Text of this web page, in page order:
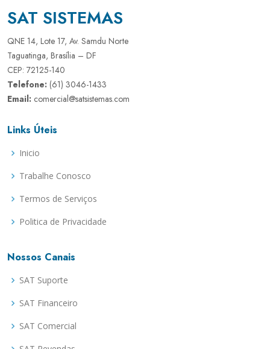
SAT SISTEMAS
QNE 14, Lote 17, Av. Samdu Norte
Taguatinga, Brasília – DF
CEP: 72125-140
Telefone: (61) 3046-1433
Email: comercial@satsistemas.com
Links Úteis
Inicio
Trabalhe Conosco
Termos de Serviços
Politica de Privacidade
Nossos Canais
SAT Suporte
SAT Financeiro
SAT Comercial